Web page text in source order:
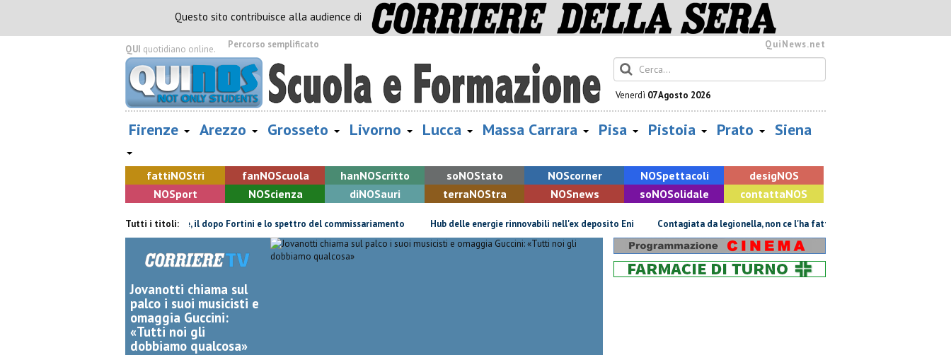
Questo sito contribuisce alla audience di
QUI quotidiano online. Percorso semplificato QuiNews.net
Venerdì 07 Agosto 2026
Firenze Arezzo Grosseto Livorno Lucca Massa Carrara Pisa Pistoia Prato Siena
fattiNOStri fanNOScuola hanNOScritto soNOStato NOScorner NOSpettacoli desigNOS
NOSport NOScienza diNOSauri terraNOStra NOSnews soNOSolidale contattaNOS
Tutti i titoli:
Retiambiente, il dopo Fortini e lo spettro del commissariamento Hub delle energie rinnovabili nell'ex deposito Eni Contagiata da legionella, non ce l'ha fatta
Jovanotti chiama sul
palco i suoi musicisti e
omaggia Guccini:
«Tutti noi gli
dobbiamo qualcosa»